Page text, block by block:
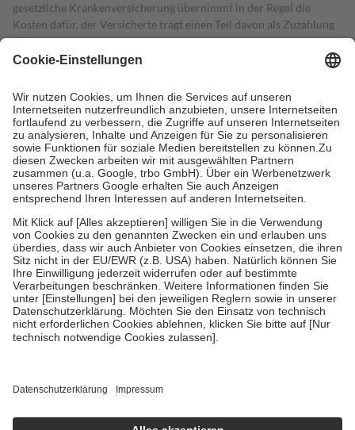
gesetzliche Krankenversicherung übernimmt in der Regel die
Kosten dafür, der Versicherte trägt einen Teil davon als Zuzahlung
mit.
Grundsätzlich leisten Mitglieder Zuzahlungen in Höhe von zehn
höchstens zehn Euro.
Es sind jedoch nie mehr als die tatsächlichen
Kosten der Leistung zu entrichten.
Diese Regeln gelten grundsätzlich auch für Online-Apotheken.
Bei Heilmitteln und häuslicher Krankenpflege beträgt die
Zuzahlung zehn Prozent der Kosten sowie zehn Euro je
Verordnung.
Um das Engagement der Versicherten für ihre eigene Gesundheit zu
stärken und die besondere Stellung der Familie zu unterstützen,
fallenkeine Zuzahlungenan bei:
• Kindern und Jugendlichen bis zum vollendeten 18. Lebensjahr
mit Ausnahme der Fahrkosten
• Untersuchungen zur Vorsorge und Früherkennung, die von der
GKV getragen werden
• empfohlenen Schutzimpfungen
• Harn- und Blutteststreifen
getroffen, um sicherzustellen, dass es sich um echte Bewertungen
https://help.etrusted.com/hc/de/articles/4419944605341